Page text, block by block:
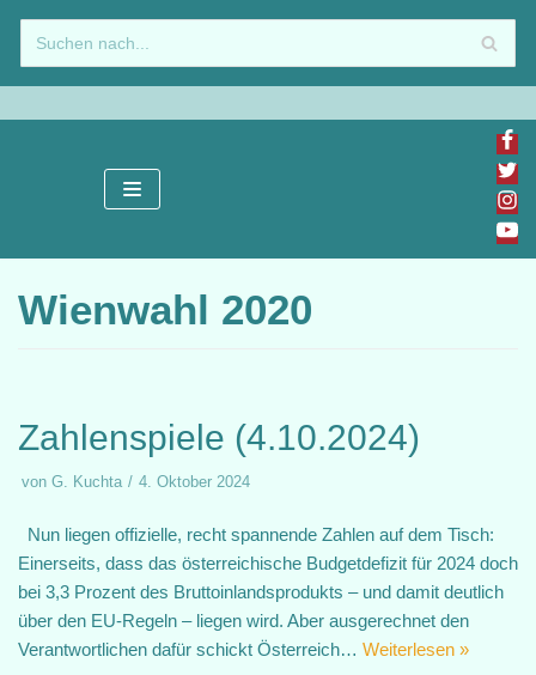
Zum
Inhalt
springen
Wienwahl 2020
Zahlenspiele (4.10.2024)
von G. Kuchta 4. Oktober 2024
Nun liegen offizielle, recht spannende Zahlen auf dem Tisch:
Einerseits, dass das österreichische Budgetdefizit für 2024 doch
bei 3,3 Prozent des Bruttoinlandsprodukts – und damit deutlich
über den EU-Regeln – liegen wird. Aber ausgerechnet den
Verantwortlichen dafür schickt Österreich… Weiterlesen »